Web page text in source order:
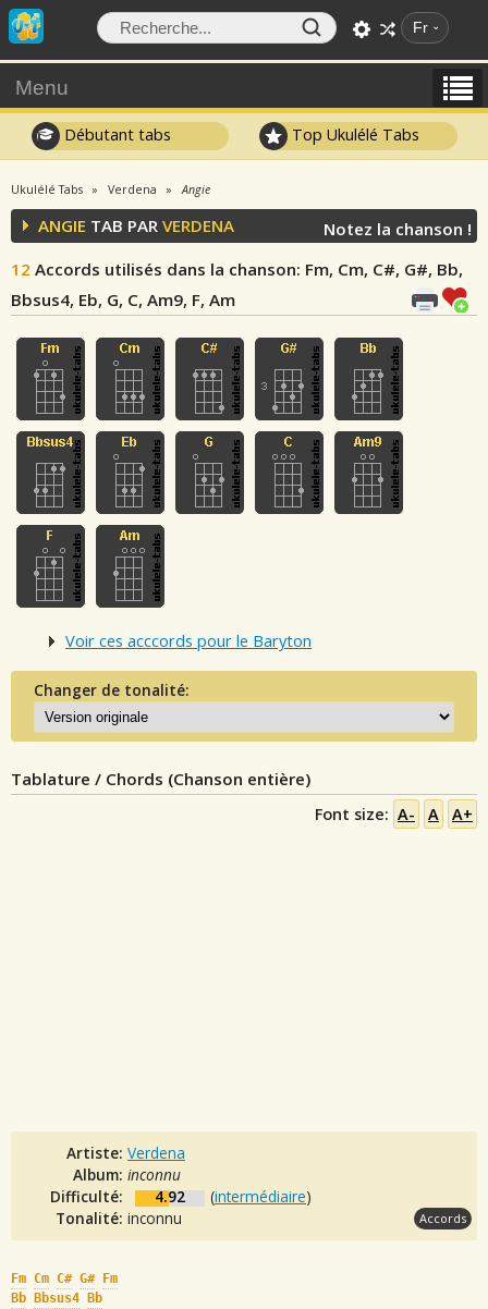
Fr
Menu
Débutant tabs Top Ukulélé Tabs
Ukulélé Tabs Verdena Angie
ANGIE TAB PAR VERDENA
12 Accords utilisés dans la chanson: Fm, Cm, C#, G#, Bb,
Bbsus4, Eb, G, C, Am9, F, Am
Notez la chanson !
Voir ces acccords pour le Baryton
Changer de tonalité:
Tablature / Chords (Chanson entière)
Font size: A- A A+
Artiste: Verdena
Album: inconnu
Difficulté:
4.92 (intermédiaire)
Tonalité: inconnu Accords
Fm Cm C# G#
Fm
Bb
Bbsus4
Bb